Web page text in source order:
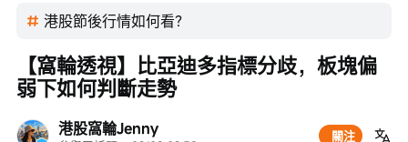
港股節後行情如何看？
港股窩輪Jenny 關注
【窩輪透視】比亞迪多指標分歧，板塊偏
弱下如何判斷走勢